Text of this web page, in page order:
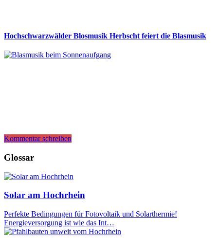
Hochschwarzwälder Blosmusik Herbscht feiert die Blasmusik
Kommentar schreiben
Glossar
Solar am Hochrhein
Perfekte Bedingungen für Fotovoltaik und Solarthermie!
Energieversorgung ist wie das Int…